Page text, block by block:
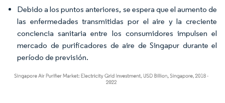
Debido a los puntos anteriores, se espera que el aumento de
las enfermedades transmitidas por el aire y la creciente
conciencia sanitaria entre los consumidores impulsen el
mercado de purificadores de aire de Singapur durante el
período de previsión.